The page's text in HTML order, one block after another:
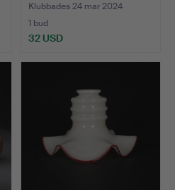
Klubbades 24 mar 2024
1 bud
32 USD